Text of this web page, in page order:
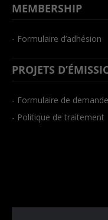
MEMBERSHIP
- Formulaire d’adhésion
PROJETS
- Formulaire de demande
- Politique de traitement